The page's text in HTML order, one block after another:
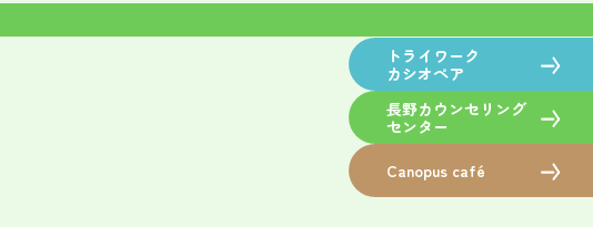
トライワーク
カシオペア
長野カウンセリング
センター
Canopus café